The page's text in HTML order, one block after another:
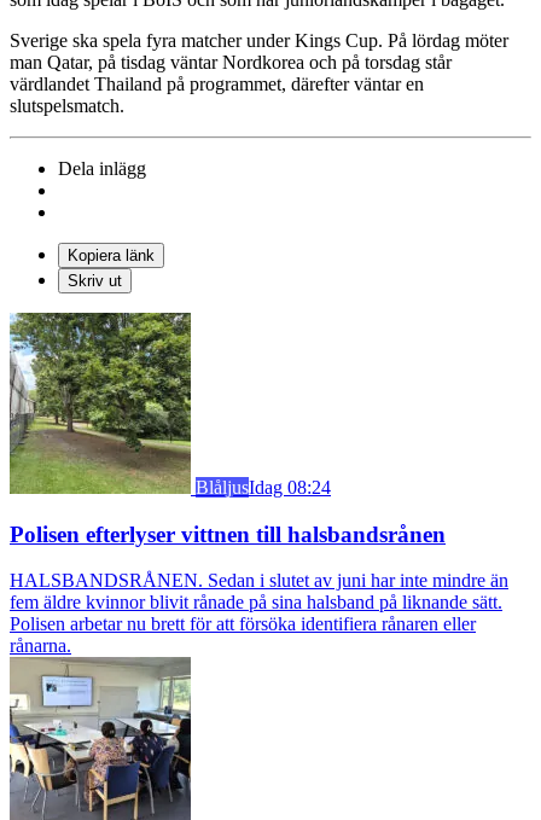
Sverige ska spela fyra matcher under Kings Cup. På lördag möter
man Qatar, på tisdag väntar Nordkorea och på torsdag står
värdlandet Thailand på programmet, därefter väntar en
slutspelsmatch.
Dela inlägg
Kopiera länk
Skriv ut
BlåljusIdag 08:24
Polisen efterlyser vittnen till halsbandsrånen
HALSBANDSRÅNEN. Sedan i slutet av juni har inte mindre än
fem äldre kvinnor blivit rånade på sina halsband på liknande sätt.
Polisen arbetar nu brett för att försöka identifiera rånaren eller
rånarna.